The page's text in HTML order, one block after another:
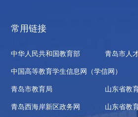
常用链接
中华人民共和国教育部
青岛市人
中国高等教育学生信息网（学信网）
青岛市教育局
山东省教
青岛西海岸新区政务网
山东省教